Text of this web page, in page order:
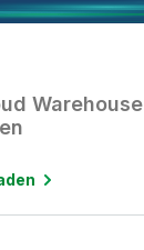
Warehouse